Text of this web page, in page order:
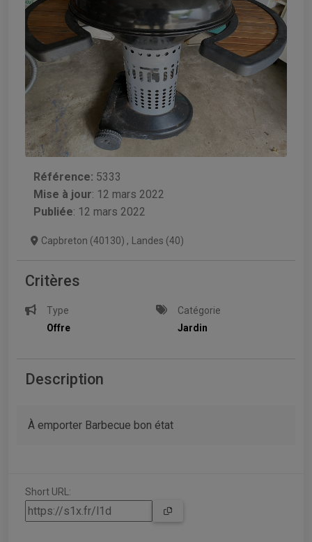
Référence: 5333
Mise à jour: 12 mars 2022
Publiée: 12 mars 2022
Capbreton (40130) , Landes (40)
Critères
Type
Offre
Catégorie
Jardin
Description
À emporter Barbecue bon état
Short URL: